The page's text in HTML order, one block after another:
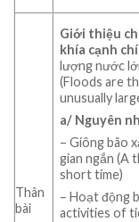
Thân
bài
Giới thiệu
khía cạnh
lượng nước
(Floods are
unusually
a/ Nguyên
– Giông bão
gian ngắn (A
short time)
– Hoạt động
activities of